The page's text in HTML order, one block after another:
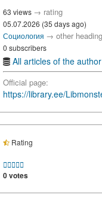
63 views → rating
05.07.2026 (35 days ago)
Социология → other
0 subscribers
All articles of the
Official page:
https://library.ee/
Rating

0 votes